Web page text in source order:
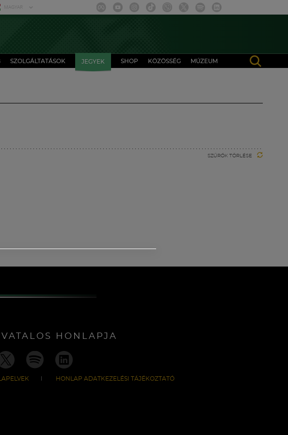
MAGYAR
SZOLGÁLTATÁSOK JEGYEK SHOP KÖZÖSSÉG MÚZEUM
SZŰRŐK TÖRLÉSE
HONLAPJA
HONLAP ADATKEZELÉSI TÁJÉKOZTATÓ